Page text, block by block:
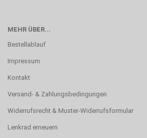
MEHR ÜBER...
Bestellablauf
Impressum
Kontakt
Versand- & Zahlungsbedingungen
Widerrufsrecht & Muster-Widerrufsformular
Lenkrad erneuern